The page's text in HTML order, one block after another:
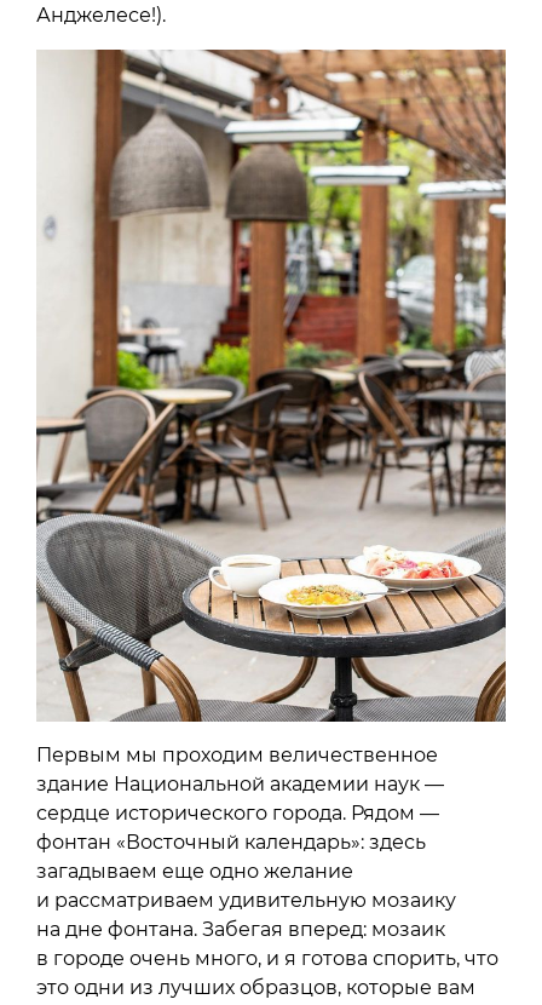
Анджелесе!).
Первым мы проходим величественное
здание Национальной академии наук —
сердце исторического города. Рядом —
фонтан «Восточный календарь»: здесь
загадываем еще одно желание
и рассматриваем удивительную мозаику
на дне фонтана. Забегая вперед: мозаик
в городе очень много, и я готова спорить, что
это одни из лучших образцов, которые вам